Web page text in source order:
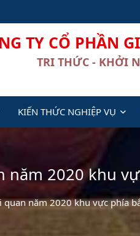
TY CỔ PHẦN
TRI THỨC - KHỞI
KIẾN THỨC NGHIỆP VỤ
2020 khu
năm 2020 khu vực phía